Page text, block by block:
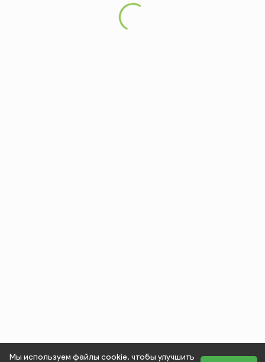
Мы используем файлы cookie, чтобы улучшить